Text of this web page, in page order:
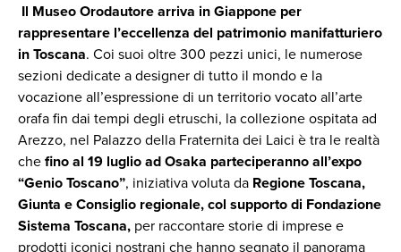
Il Museo Orodautore arriva in Giappone per
rappresentare l’eccellenza del patrimonio manifatturiero
in Toscana. Coi suoi oltre 300 pezzi unici, le numerose
sezioni dedicate a designer di tutto il mondo e la
vocazione all’espressione di un territorio vocato all’arte
orafa fin dai tempi degli etruschi, la collezione ospitata ad
Arezzo, nel Palazzo della Fraternita dei Laici è tra le realtà
chefino al 19 luglio ad Osaka parteciperanno all’expo
“Genio Toscano”, iniziativa voluta da Regione Toscana,
Giunta e Consiglio regionale, col supporto di Fondazione
Sistema Toscana, per raccontare storie di imprese e
prodotti iconici nostrani che hanno segnato il panorama